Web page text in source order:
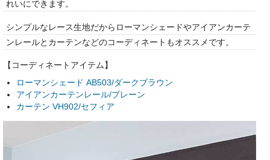
れいにできます。
シンプルなレース生地だからローマンシェードやアイアンカーテ
ンレールとカーテンなどのコーディネートもオススメです。
【コーディネートアイテム】
ローマンシェード AB503/ダークブラウン
アイアンカーテンレール/プレーン
カーテン VH902/セフィア